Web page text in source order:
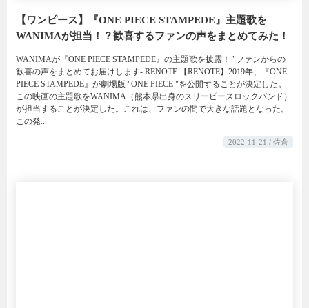
【ワンピース】『ONE PIECE STAMPEDE』主題歌を
WANIMAが担当！？歓喜するファンの声をまとめてみた！
WANIMAが『ONE PIECE STAMPEDE』の主題歌を披露！ "ファンからの
歓喜の声をまとめてお届けします- RENOTE 【RENOTE】2019年、『ONE
PIECE STAMPEDE』が劇場版 "ONE PIECE "を公開することが決定した。
この映画の主題歌をWANIMA（熊本県出身のスリーピースロックバンド）
が担当することが決定した。これは、ファンの間で大きな話題となった。
この発...
2022-11-21 / 佐倉